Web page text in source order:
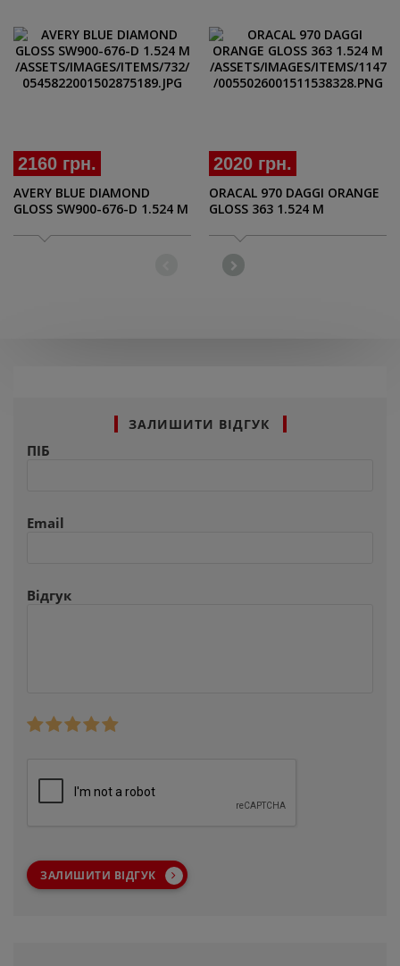
2160 грн.
AVERY BLUE DIAMOND
GLOSS SW900-676-D 1.524 M
2020 грн.
ORACAL 970 DAGGI ORANGE
GLOSS 363 1.524 M
ЗАЛИШИТИ ВІДГУК
ПІБ
Email
Відгук
ЗАЛИШИТИ ВІДГУК